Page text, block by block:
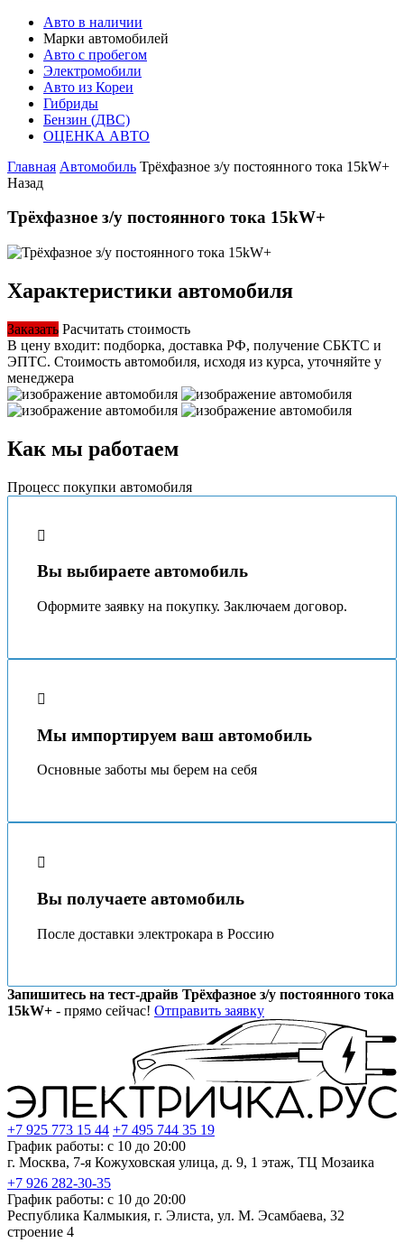
Авто в наличии
Марки автомобилей
Авто с пробегом
Электромобили
Авто из Кореи
Гибриды
Бензин (ДВС)
ОЦЕНКА АВТО
Главная Автомобиль Трёхфазное з/у постоянного тока 15kW+
Назад
Трёхфазное з/у постоянного тока 15kW+
Характеристики автомобиля
Заказать Расчитать стоимость
В цену входит: подборка, доставка РФ, получение СБКТС и
ЭПТС. Стоимость автомобиля, исходя из курса, уточняйте у
менеджера
Как мы работаем
Процесс покупки автомобиля
Вы выбираете автомобиль
Оформите заявку на покупку. Заключаем договор.
Мы импортируем ваш автомобиль
Основные заботы мы берeм на себя
Вы получаете автомобиль
После доставки электрокара в Россию
Запишитесь на тест-драйв Трёхфазное з/у постоянного тока
15kW+ - прямо сейчас! Отправить заявку
+7 925 773 15 44 +7 495 744 35 19
График работы: с 10 до 20:00
г. Москва, 7-я Кожуховская улица, д. 9, 1 этаж, ТЦ Мозаика
+7 926 282-30-35
График работы: с 10 до 20:00
Республика Калмыкия, г. Элиста, ул. М. Эсамбаева, 32
строение 4